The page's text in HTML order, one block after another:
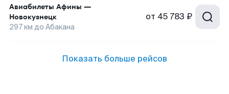
Авиабилеты Афины —
Новокузнецк
297км до Абакана
от 45 783 ₽
Показать больше рейсов